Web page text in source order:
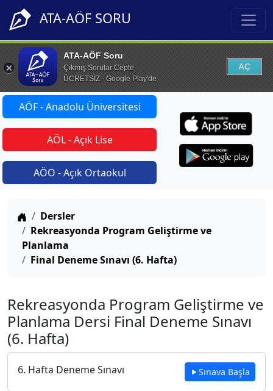
ATA-AÖF SORU
ATA-AÖF Soru
Çıkmış Sorular Cepte
ÜCRETSİZ - Google Play'de
AÇ
AÖF - Anadolu Üniversitesi
AÖL - Açık Lise
AÖO - Açık Ortaokul
Anasayfa
Dersler
Rekreasyonda Program Geliştirme ve
Planlama
Final Deneme Sınavı (6. Hafta)
Rekreasyonda Program Geliştirme ve
Planlama Dersi Final Deneme Sınavı
(6. Hafta)
6. Hafta Deneme Sınavı Sınava Başla